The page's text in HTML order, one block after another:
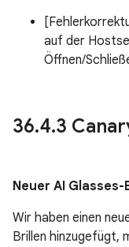
auf der
Öffnen/
36.4.3
Neuer AI Glasses-
Wir haben einen
Brillen hinzugefügt,